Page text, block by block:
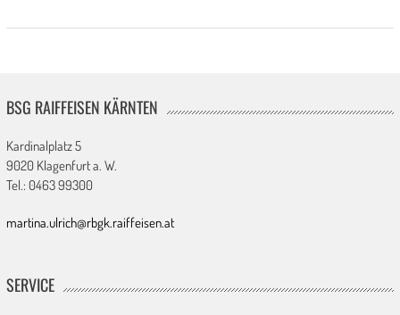
BSG RAIFFEISEN KÄRNTEN
Kardinalplatz 5
9020 Klagenfurt a. W.
Tel.: 0463 99300
martina.ulrich@rbgk.raiffeisen.at
SERVICE